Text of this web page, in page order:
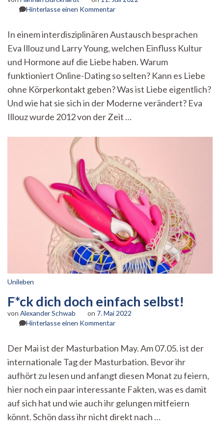
Hinterlasse einen Kommentarzu
Körper
und
Kultur
In einem interdisziplinären Austausch besprachen
Eva Illouz und Larry Young, welchen Einfluss Kultur
und Hormone auf die Liebe haben. Warum
funktioniert Online-Dating so selten? Kann es Liebe
ohne Körperkontakt geben? Was ist Liebe eigentlich?
Und wie hat sie sich in der Moderne verändert? Eva
Illouz wurde 2012 von der Zeit …
Unileben
F*ck dich doch einfach selbst!
von Alexander Schwab on 7. Mai 2022
Hinterlasse einen Kommentarzu
doch
einfach
selbst!
Der Mai ist der Masturbation May. Am 07.05. ist der
internationale Tag der Masturbation. Bevor ihr
aufhört zu lesen und anfangt diesen Monat zu feiern,
hier noch ein paar interessante Fakten, was es damit
auf sich hat und wie auch ihr gelungen mitfeiern
könnt. Schön dass ihr nicht direkt nach …